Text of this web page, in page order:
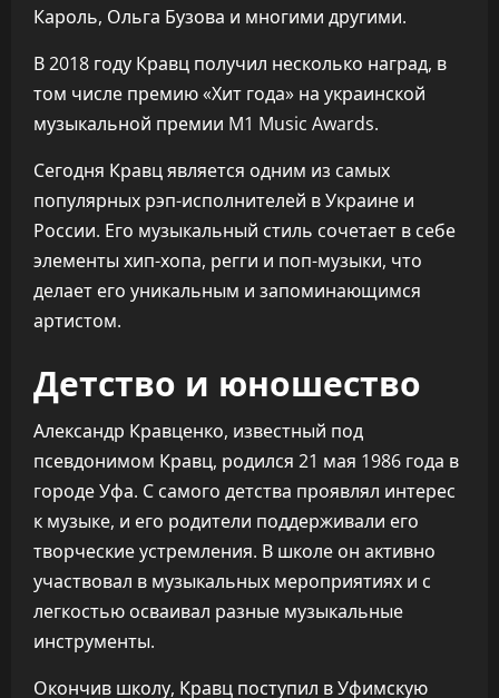
Кароль, Ольга Бузова и многими другими.
В 2018 году Кравц получил несколько наград, в
том числе премию «Хит года» на украинской
музыкальной премии M1 Music Awards.
Сегодня Кравц является одним из самых
популярных рэп-исполнителей в Украине и
России. Его музыкальный стиль сочетает в себе
элементы хип-хопа, регги и поп-музыки, что
делает его уникальным и запоминающимся
артистом.
Детство и юношество
Александр Кравценко, известный под
псевдонимом Кравц, родился 21 мая 1986 года в
городе Уфа. С самого детства проявлял интерес
к музыке, и его родители поддерживали его
творческие устремления. В школе он активно
участвовал в музыкальных мероприятиях и с
легкостью осваивал разные музыкальные
инструменты.
Окончив школу, Кравц поступил в Уфимскую